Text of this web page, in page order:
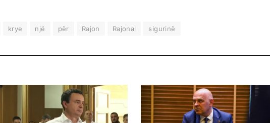
krye një për Rajon Rajonal sigurinë